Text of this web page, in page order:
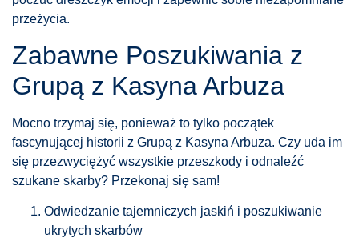
przeżycia.
Zabawne Poszukiwania z
Grupą z Kasyna Arbuza
Mocno trzymaj się, ponieważ to tylko początek
fascynującej historii z Grupą z Kasyna Arbuza. Czy uda im
się przezwyciężyć wszystkie przeszkody i odnaleźć
szukane skarby? Przekonaj się sam!
Odwiedzanie tajemniczych jaskiń i poszukiwanie
ukrytych skarbów